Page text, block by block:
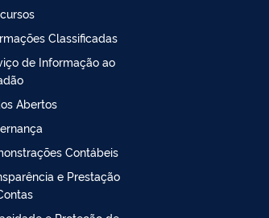
Classificadas
de Informação ao
Abertos
Contábeis
e Prestação